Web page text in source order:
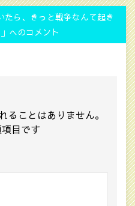
たら、きっと戦争なんて起き
へのコメント
ることはありません。
目です